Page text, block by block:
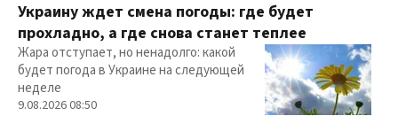
Украину ждет смена погоды: где будет
прохладно, а где снова станет теплее
Жара отступает, но ненадолго: какой
будет погода в Украине на следующей
неделе
9.08.2026 08:50